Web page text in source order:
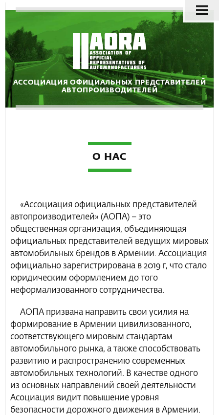
АССОЦИАЦИЯ ОФИЦИАЛЬНЫХ ПРЕДСТАВИТЕЛЕЙ
АВТОПРОИЗВОДИТЕЛЕЙ
О НАС
«Асcоциация официальных представителей
автопроизводителей» (АОПА) – это
общественная организация, объединяющая
официальных представителей ведущих мировых
автомобильных брендов в Армении. Асcоциация
официально зарегистрирована в 2019 г, что стало
юридическим оформлением до того
неформализованного сотрудничества.
АОПА призвана направить свои усилия на
формирование в Армении цивилизованного,
соответствующего мировым стандартам
автомобильного рынка, а также способствовать
развитию и распространению современных
автомобильных технологий. В качестве одного
из основных направлений своей деятельности
Асоциация видит повышение уровня
безопасности дорожного движения в Армении.